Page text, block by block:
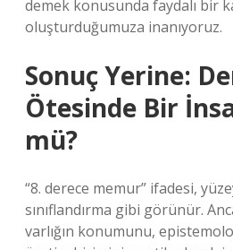
demek konusunda faydalı bir
oluşturduğumuza inanıyoruz.
Sonuç Yerine:
Ötesinde Bir
mü?
“8. derece memur” ifadesi,
sınıflandırma gibi görünür.
varlığın konumunu,